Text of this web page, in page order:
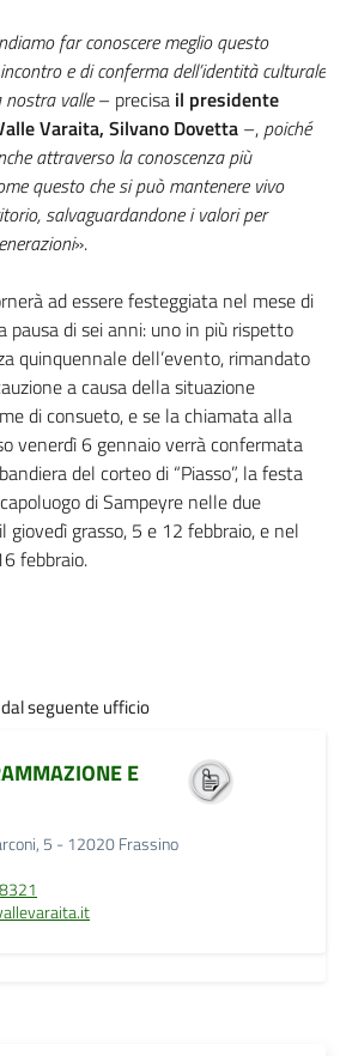
far conoscere meglio questo
e di conferma dell’identità culturale
valle– precisa il presidente
Varaita, Silvano Dovetta –, poiché
attraverso la conoscenza più
questo che si può mantenere vivo
salvaguardandone i valori per
».
ad essere festeggiata nel mese di
pausa di sei anni: uno in più rispetto
quinquennale dell’evento, rimandato
a causa della situazione
di consueto, e se la chiamata alla
venerdì 6 gennaio verrà confermata
del corteo di “Piasso”, la festa
di Sampeyre nelle due
grasso, 5 e 12 febbraio, e nel
febbraio.
seguente ufficio
E
5 - 12020 Frassino